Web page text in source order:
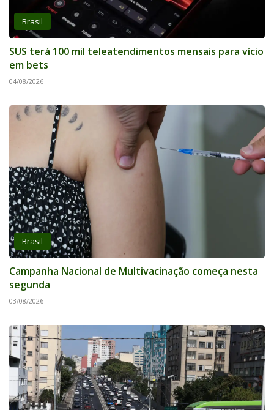
Brasil
SUS terá 100 mil teleatendimentos mensais para vício
em bets
04/08/2026
Brasil
Campanha Nacional de Multivacinação começa nesta
segunda
03/08/2026